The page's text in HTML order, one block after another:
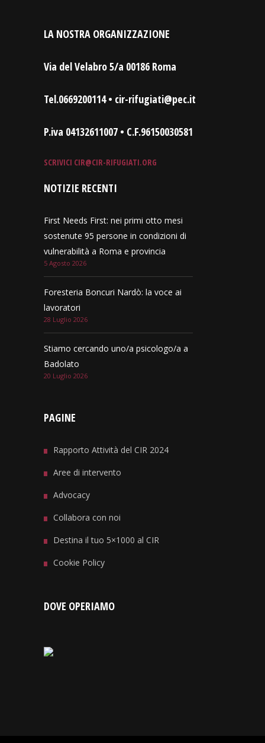
LA NOSTRA ORGANIZZAZIONE
Via del Velabro 5/a 00186 Roma
Tel.0669200114 • cir-rifugiati@pec.it
P.iva 04132611007 • C.F.96150030581
SCRIVICI CIR@CIR-RIFUGIATI.ORG
NOTIZIE RECENTI
First Needs First: nei primi otto mesi
sostenute 95 persone in condizioni di
vulnerabilità a Roma e provincia
5 Agosto 2026
Foresteria Boncuri Nardò: la voce ai
lavoratori
28 Luglio 2026
Stiamo cercando uno/a psicologo/a a
Badolato
20 Luglio 2026
PAGINE
Rapporto Attività del CIR 2024
Aree di intervento
Advocacy
Collabora con noi
Destina il tuo 5×1000 al CIR
Cookie Policy
DOVE OPERIAMO